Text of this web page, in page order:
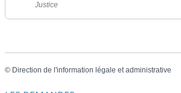
Justice
© Direction de l'information légale et administrative